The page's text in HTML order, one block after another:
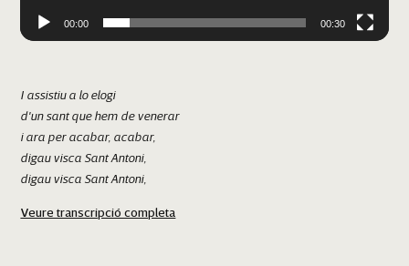
00:00 00:30
I assistiu a lo elogi
d'un sant que hem de venerar
i ara per acabar, acabar,
digau visca Sant Antoni,
digau visca Sant Antoni,
Veure transcripció completa